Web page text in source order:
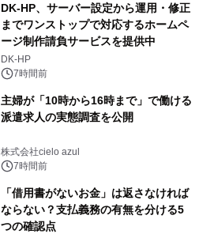
DK-HP、サーバー設定から運用・修正
までワンストップで対応するホームペ
ージ制作請負サービスを提供中
DK-HP
7時間前
主婦が「10時から16時まで」で働ける
派遣求人の実態調査を公開
株式会社cielo azul
7時間前
「借用書がないお金」は返さなければ
ならない？支払義務の有無を分ける5
つの確認点